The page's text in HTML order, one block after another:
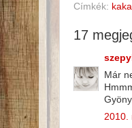
Címkék:
17
Már
2010.